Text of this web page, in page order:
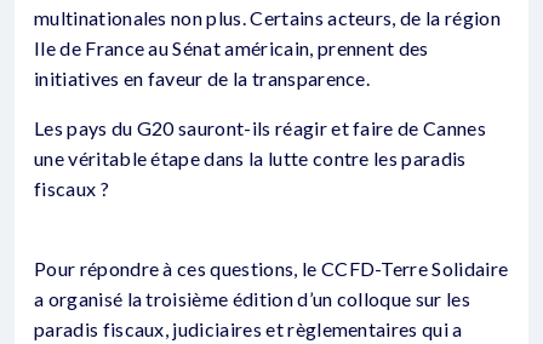
multinationales non plus. Certains acteurs, de la région
Ile de France au Sénat américain, prennent des
initiatives en faveur de la transparence.
Les pays du G20 sauront-ils réagir et faire de Cannes
une véritable étape dans la lutte contre les paradis
fiscaux ?
Pour répondre à ces questions, le CCFD-Terre Solidaire
a organisé la troisième édition d’un colloque sur les
paradis fiscaux, judiciaires et règlementaires qui a